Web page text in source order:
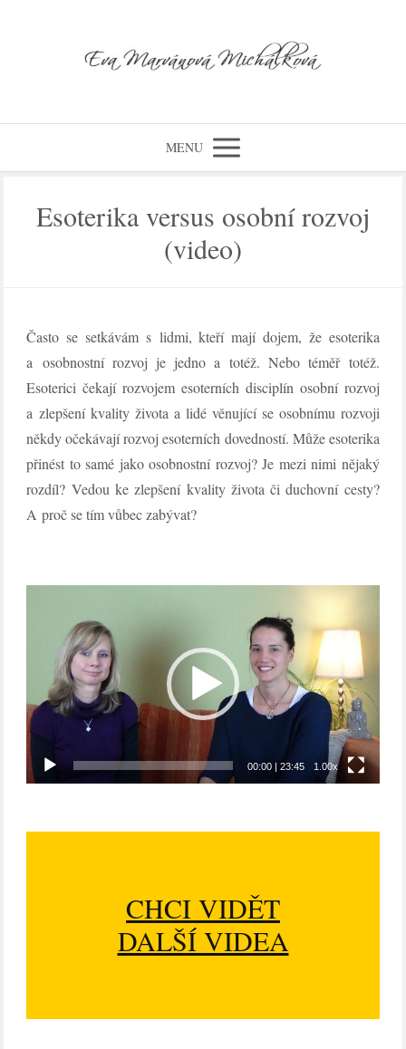
MENU
Esoterika versus osobní rozvoj
(video)
Často se setkávám s lidmi, kteří mají dojem, že esoterika
a osobnostní rozvoj je jedno a totéž. Nebo téměř totéž.
Esoterici čekají rozvojem esoterních disciplín osobní rozvoj
a zlepšení kvality života a lidé věnující se osobnímu rozvoji
někdy očekávají rozvoj esoterních dovedností. Může esoterika
přinést to samé jako osobnostní rozvoj? Je mezi nimi nějaký
rozdíl? Vedou ke zlepšení kvality života či duchovní cesty?
A proč se tím vůbec zabývat?
přehrávač
00:00| 23:45 1.00x
CHCI VIDĚT
DALŠÍ VIDEA